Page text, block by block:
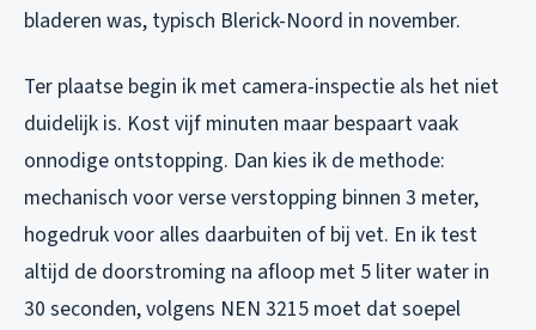
bladeren was, typisch Blerick-Noord in november.
Ter plaatse begin ik met camera-inspectie als het niet
duidelijk is. Kost vijf minuten maar bespaart vaak
onnodige ontstopping. Dan kies ik de methode:
mechanisch voor verse verstopping binnen 3 meter,
hogedruk voor alles daarbuiten of bij vet. En ik test
altijd de doorstroming na afloop met 5 liter water in
30 seconden, volgens NEN 3215 moet dat soepel